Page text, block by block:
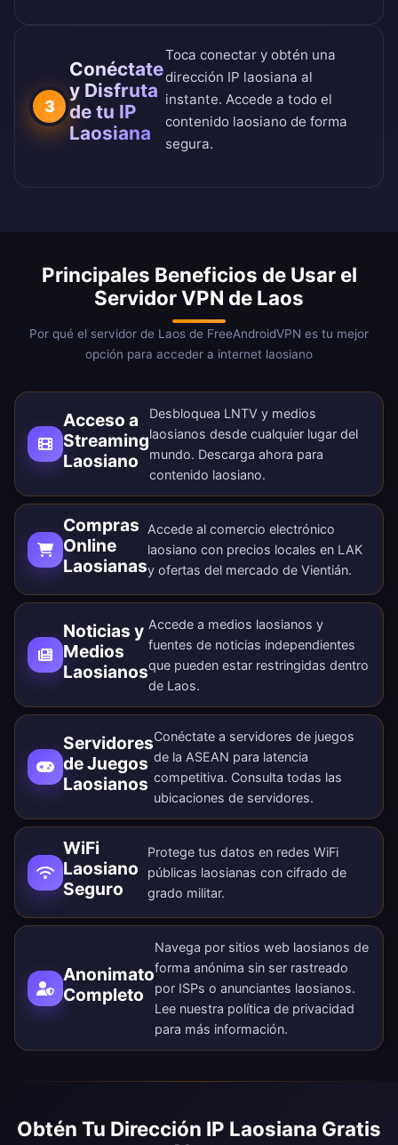
3
Conéctate
y Disfruta
de tu IP
Laosiana
Toca conectar y obtén una
dirección IP laosiana al
instante. Accede a todo el
contenido laosiano de forma
segura.
Principales Beneficios de Usar el
Servidor VPN de Laos
Por qué el servidor de Laos de FreeAndroidVPN es tu mejor
opción para acceder a internet laosiano
Acceso a
Streaming
Laosiano
Desbloquea LNTV y medios
laosianos desde cualquier lugar del
mundo. Descarga ahora para
contenido laosiano.
Compras
Online
Laosianas
Accede al comercio electrónico
laosiano con precios locales en LAK
y ofertas del mercado de Vientián.
Noticias y
Medios
Laosianos
Accede a medios laosianos y
fuentes de noticias independientes
que pueden estar restringidas dentro
de Laos.
Servidores
de Juegos
Laosianos
Conéctate a servidores de juegos
de la ASEAN para latencia
competitiva. Consulta todas las
ubicaciones de servidores.
WiFi
Laosiano
Seguro
Protege tus datos en redes WiFi
públicas laosianas con cifrado de
grado militar.
Anonimato
Completo
Navega por sitios web laosianos de
forma anónima sin ser rastreado
por ISPs o anunciantes laosianos.
Lee nuestra política de privacidad
para más información.
Obtén Tu Dirección IP Laosiana Gratis